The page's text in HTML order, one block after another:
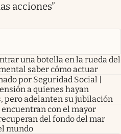
acciones”
una botella en la rueda del
saber cómo actuar
por Seguridad Social |
a quienes hayan
pero adelanten su jubilación
con el mayor
del fondo del mar
mundo